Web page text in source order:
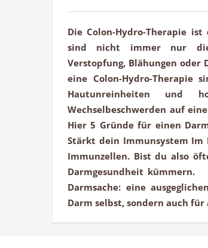
Die Colon-Hydro-Therapie
sind nicht immer nur die
Verstopfung, Blähungen oder
eine Colon-Hydro-Therapie
Hautunreinheiten und
Wechselbeschwerden auf
Hier 5 Gründe für einen
Stärkt dein Immunsystem Im
Immunzellen. Bist du also
Darmgesundheit kümmern.
Darmsache: eine
Darm selbst, sondern auch für